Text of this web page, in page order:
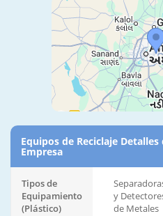
Equipos de Reciclaje
Empresa
Tipos de
Equipamiento
(Plástico)
y
de Metales